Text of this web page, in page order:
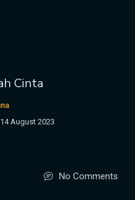
Cinta
14 August 2023
No Comments